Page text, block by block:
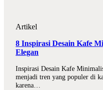
Artikel
8 Inspirasi Desain Kafe
Elegan
Inspirasi Desain Kafe
menjadi tren yang populer di
karena…